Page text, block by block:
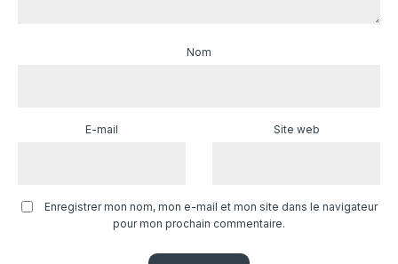
Nom
E-mail Site web
Enregistrer mon nom, mon e-mail et mon site dans le navigateur
pour mon prochain commentaire.